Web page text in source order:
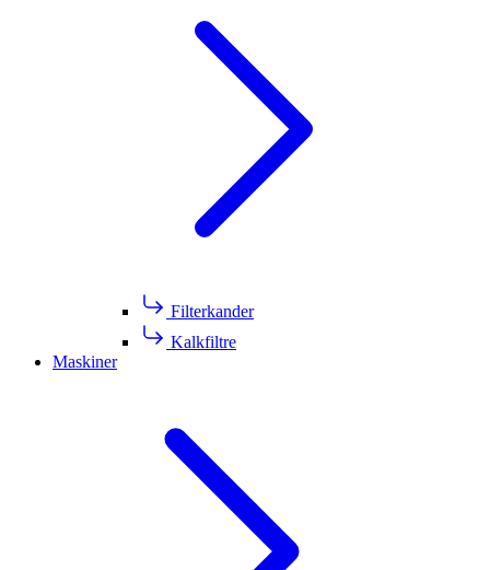
Filterkander
Kalkfiltre
Maskiner